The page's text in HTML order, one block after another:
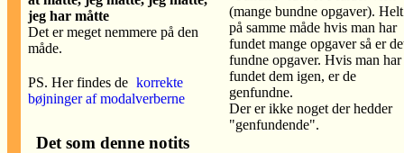
jeg har måtte
Det er meget nemmere på den
måde.
PS. Her findes de korrekte
bøjninger af modalverberne
Det som denne notits
(mange bundne opgaver). Helt
på samme måde hvis man har
fundet mange opgaver så er
fundne opgaver. Hvis man har
fundet dem igen, er de
genfundne.
Der er ikke noget der hedder
"genfundende".